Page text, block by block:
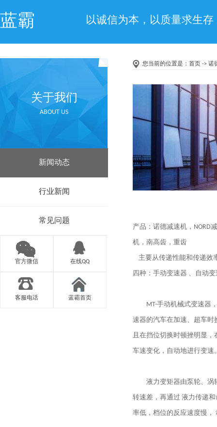
蓝霸 以诚信为本，以质量求生存
关于我们
ABOUT US
新闻动态
行业新闻
常见问题
官方微信 在线QQ
客服电话 蓝霸首页
您当前的位置是： 首页 -> 诺
产品：诺德减速机，NORD
机，南高齿，重齿
主要从传递性能和传递效
四种：手动变速器 、自动
MT-手动机械式变速器，
速器的汽车在加速、超车
且在挡位切换时顿挫明显，
车速变化，自动地进行变
液力变矩器由泵轮、涡轮
转速差，再通过 液力传递
率低，档位的反应速度慢，